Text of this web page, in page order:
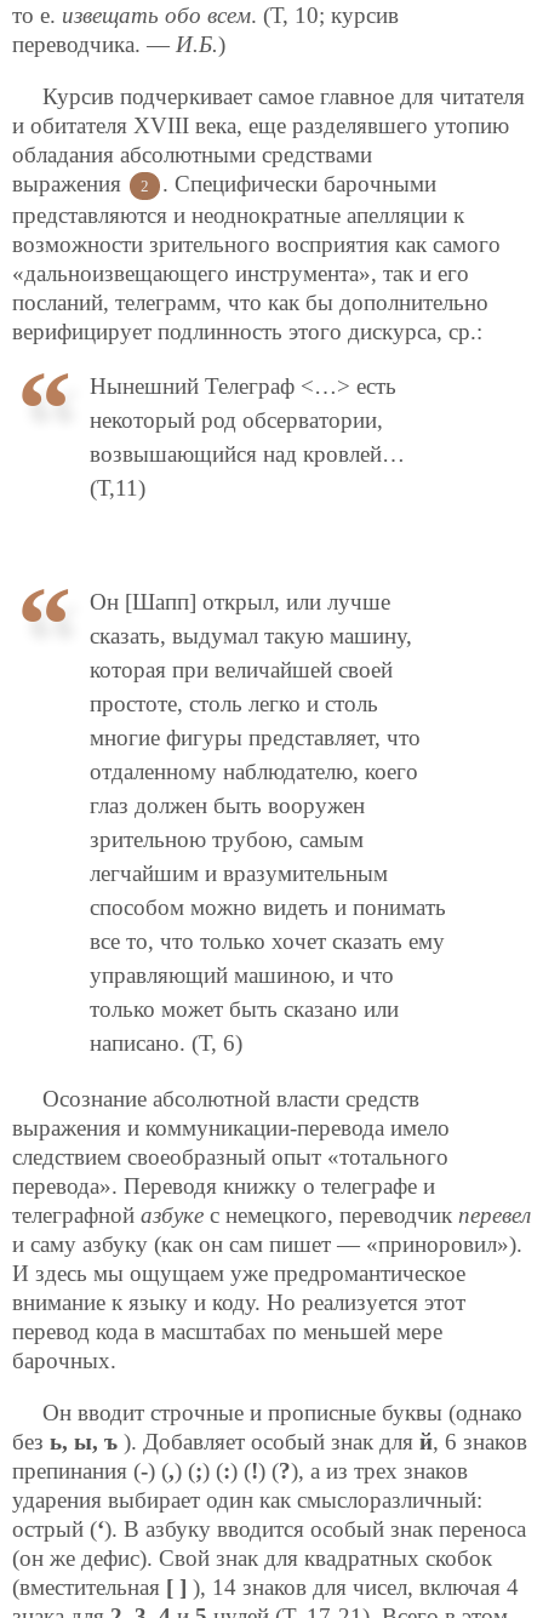
то е. извещать обо всем. (Т, 10; курсив
переводчика. — И.Б.)
Курсив подчеркивает самое главное для читателя
и обитателя XVIII века, еще разделявшего утопию
обладания абсолютными средствами
выражения
2
. Специфически барочными
представляются и неоднократные апелляции к
возможности зрительного восприятия как самого
«дальноизвещающего инструмента», так и его
посланий, телеграмм, что как бы дополнительно
верифицирует подлинность этого дискурса, ср.:
Нынешний Телеграф <…> есть
некоторый род обсерватории,
возвышающийся над кровлей…
(Т,11)
Он [Шапп] открыл, или лучше
сказать, выдумал такую машину,
которая при величайшей своей
простоте, столь легко и столь
многие фигуры представляет, что
отдаленному наблюдателю, коего
глаз должен быть вооружен
зрительною трубою, самым
легчайшим и вразумительным
способом можно видеть и понимать
все то, что только хочет сказать ему
управляющий машиною, и что
только может быть сказано или
написано. (Т, 6)
Осознание абсолютной власти средств
выражения и коммуникации-перевода имело
следствием своеобразный опыт «тотального
перевода». Переводя книжку о телеграфе и
телеграфной азбуке с немецкого, переводчик перевел
и саму азбуку (как он сам пишет — «приноровил»).
И здесь мы ощущаем уже предромантическое
внимание к языку и коду. Но реализуется этот
перевод кода в масштабах по меньшей мере
барочных.
Он вводит строчные и прописные буквы (однако
без ь, ы, ъ ). Добавляет особый знак для й, 6 знаков
препинания (-) (,) (;) (:) (!) (?), а из трех знаков
ударения выбирает один как смыслоразличный:
острый (‘). В азбуку вводится особый знак переноса
(он же дефис). Свой знак для квадратных скобок
(вместительная [ ] ), 14 знаков для чисел, включая 4